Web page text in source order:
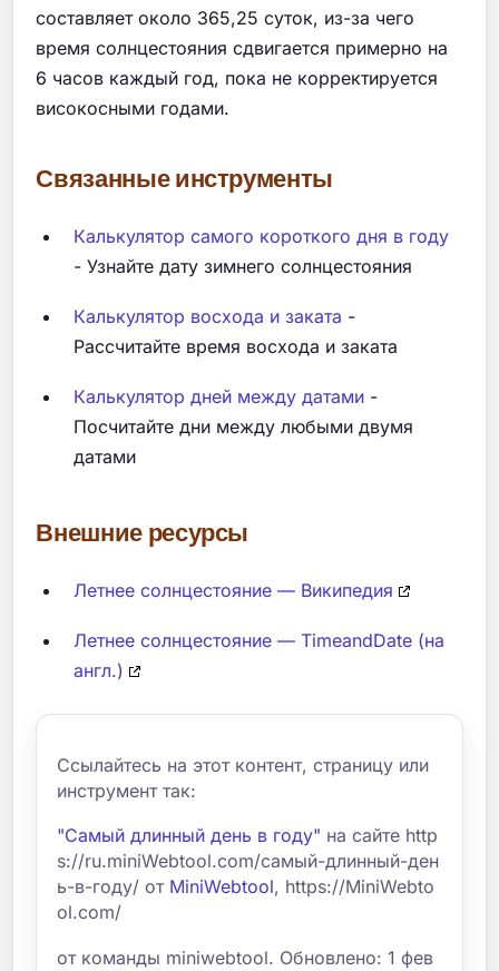
составляет около 365,25 суток, из-за чего
время солнцестояния сдвигается примерно на
6 часов каждый год, пока не корректируется
високосными годами.
Связанные инструменты
Калькулятор самого короткого дня в году
- Узнайте дату зимнего солнцестояния
Калькулятор восхода и заката -
Рассчитайте время восхода и заката
Калькулятор дней между датами -
Посчитайте дни между любыми двумя
датами
Внешние ресурсы
Летнее солнцестояние — Википедия
Летнее солнцестояние — TimeandDate (на
англ.)
Ссылайтесь на этот контент, страницу или
инструмент так:
"Самый длинный день в году" на сайте http
s://ru.miniWebtool.com/самый-длинный-ден
ь-в-году/ от MiniWebtool, https://MiniWebto
ol.com/
от команды miniwebtool. Обновлено: 1 фев